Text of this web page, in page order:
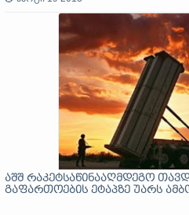
აშშ რაკეტსაწინააღმდეგო
გაფართოების ეტაპზე უარს